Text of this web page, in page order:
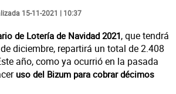
15-11-2021 | 10:37
de Lotería de Navidad 2021, que tendrá
diciembre, repartirá un total de 2.408
año, como ya ocurrió en la pasada
uso del Bizum para cobrar décimos